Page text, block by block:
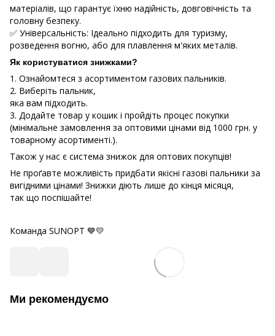
матеріалів, що гарантує їхню надійність, довговічність та
головну безпеку.
✅ Універсальність: Ідеально підходить для туризму,
розведення вогню, або для плавлення м'яких металів.
Як користуватися знижками?
1. Ознайомтеся з асортиментом газових пальників.
2. Виберіть пальник,
яка вам підходить.
3. Додайте товар у кошик і пройдіть процес покупки
(мінімальне замовлення за оптовими цінами від 1000 грн. у
товарному асортименті.).
Також у нас є система знижок для оптових покупців!
Не проґавте можливість придбати якісні газові пальники за
вигідними цінами! Знижки діють лише до кінця місяця,
так що поспішайте!
Команда SUNOPT 💙💛
Ми рекомендуємо